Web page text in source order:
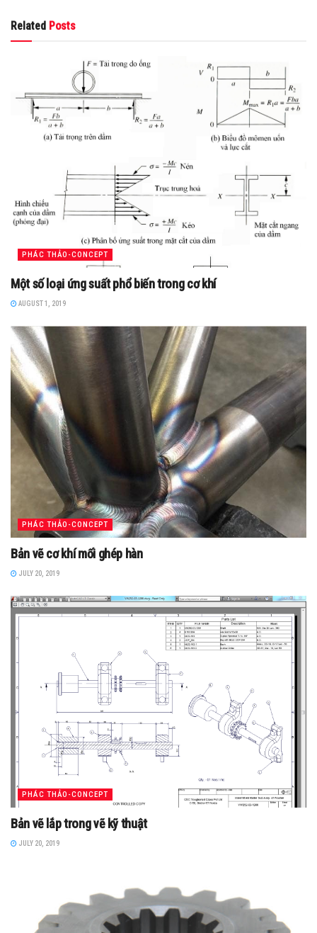
Related Posts
PHÁC THẢO-CONCEPT
Một số loại ứng suất phổ biến trong cơ khí
AUGUST 1, 2019
PHÁC THẢO-CONCEPT
Bản vẽ cơ khí mối ghép hàn
JULY 20, 2019
PHÁC THẢO-CONCEPT
Bản vẽ lắp trong vẽ kỹ thuật
JULY 20, 2019